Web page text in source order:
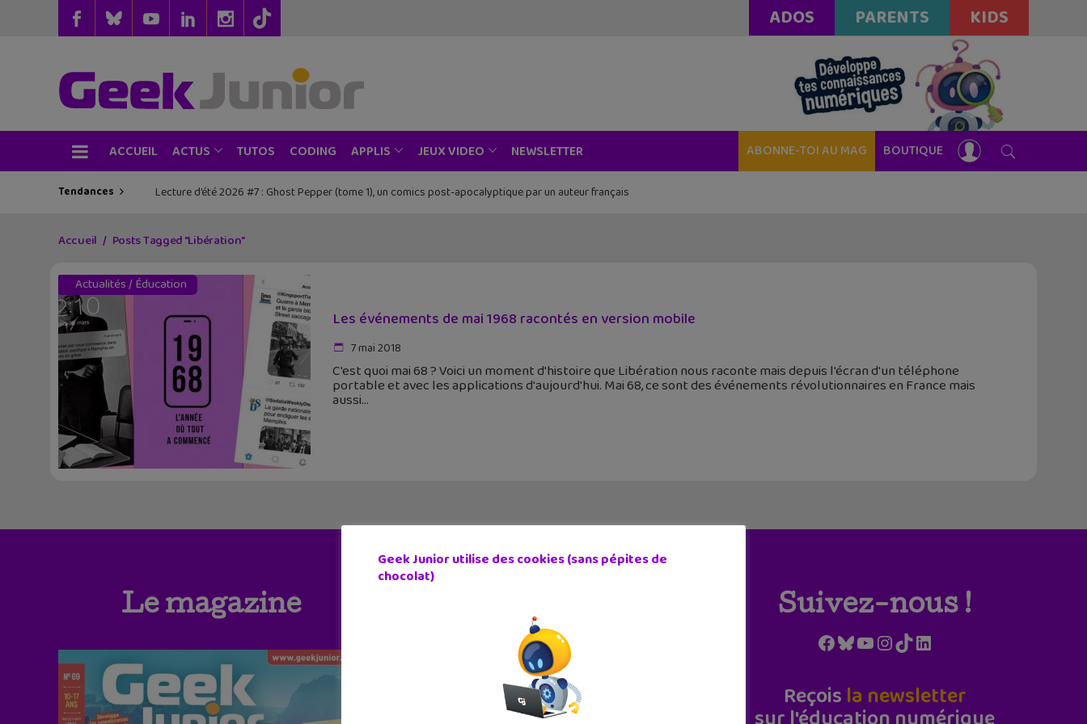
ADOS PARENTS KIDS
ACCUEIL ACTUS TUTOS CODING APPLIS JEUX VIDEO NEWSLETTER ABONNE-TOI AU MAG BOUTIQUE
Tendances Lecture d’été 2026 #7 : Ghost Pepper (tome 1), un comics post-apocalyptique par un auteur français
Les sorties geek de l’été à Paris : One Piece au musée Grévin, Zoo Art Show, Passion Japon…
Accueil Posts Tagged "Libération"
Actualités/ Éducation
Les événements de mai 1968 racontés en version mobile
7 mai 2018
C'est quoi mai 68 ? Voici un moment d'histoire que Libération nous raconte mais depuis l'écran d'un téléphone
portable et avec les applications d'aujourd'hui. Mai 68, ce sont des événements révolutionnaires en France mais
aussi
Le magazine Suivez-nous !
Facebook
Bluesky
YouTube
Instagram
TikTokLinkedIn
Reçois la newsletter
Geek Junior utilise des cookies (sans pépites de
chocolat)